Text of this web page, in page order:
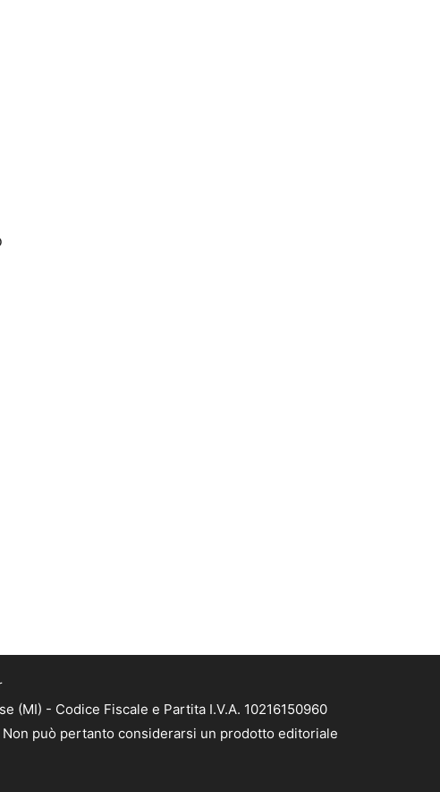
(MI) - Codice Fiscale e Partita I.V.A. 10216150960
può pertanto considerarsi un prodotto editoriale